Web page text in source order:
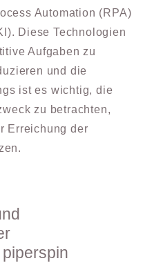
Automation (RPA)
Diese Technologien
Aufgaben zu
und die
ist es wichtig, die
zu betrachten,
Erreichung der